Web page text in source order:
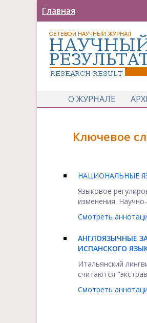
Главная
О ЖУРНАЛЕ
Ключевое
НАЦИОНАЛЬНЫЕ
Языковое
изменения.
Смотреть
АНГЛОЯЗЫЧНЫЕ
ИСПАНСКОГО
Итальянский
считаются
Смотреть